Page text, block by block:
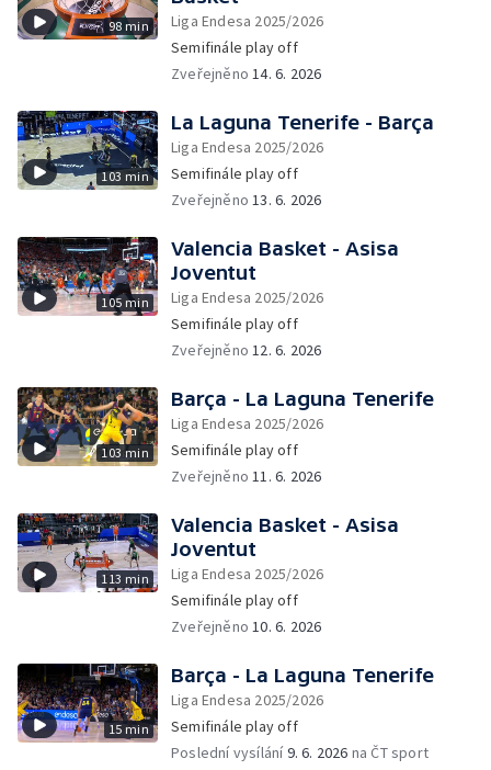
98 min
Liga Endesa 2025/2026
Semifinále play off
Zveřejněno14. 6. 2026
103 min
La Laguna Tenerife - Barça
Liga Endesa 2025/2026
Semifinále play off
Zveřejněno13. 6. 2026
105 min
Valencia Basket - Asisa
Joventut
Liga Endesa 2025/2026
Semifinále play off
Zveřejněno12. 6. 2026
103 min
Barça - La Laguna Tenerife
Liga Endesa 2025/2026
Semifinále play off
Zveřejněno11. 6. 2026
113 min
Valencia Basket - Asisa
Joventut
Liga Endesa 2025/2026
Semifinále play off
Zveřejněno10. 6. 2026
15 min
Barça - La Laguna Tenerife
Liga Endesa 2025/2026
Semifinále play off
Poslední vysílání9. 6. 2026 na ČT sport